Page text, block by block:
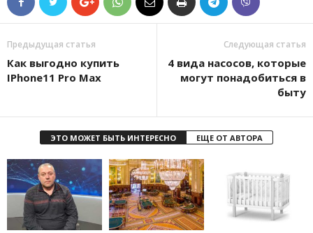
Предыдущая статья
Как выгодно купить
IPhone11 Pro Max
Следующая статья
4 вида насосов, которые
могут понадобиться в
быту
ЭТО МОЖЕТ БЫТЬ ИНТЕРЕСНО ЕЩЕ ОТ АВТОРА